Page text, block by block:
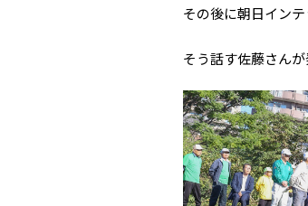
その後に朝日イン
そう話す佐藤さん